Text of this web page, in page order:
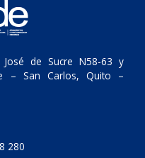
de Sucre N58-63 y
– San Carlos, Quito –
280